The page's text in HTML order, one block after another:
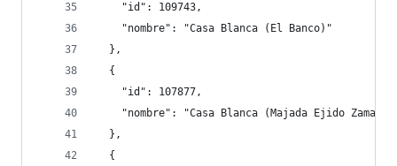
    "id": 109743,
    "nombre": "Casa Blanca (El Banco)"
  },
  {
    "id": 107877,
"nombre": "Casa Blanca (Majada Ejido
  },
  {